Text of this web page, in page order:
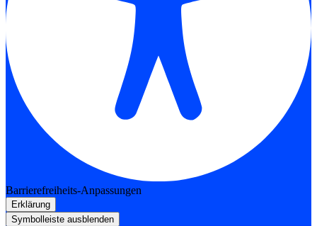
Barrierefreiheits-Anpassungen
Erklärung
Symbolleiste ausblenden